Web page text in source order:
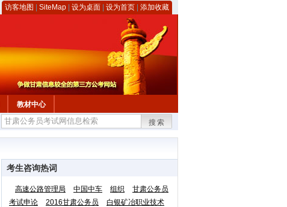
访客地图 SiteMap 设为桌面 设为首页 添加收藏
教材中心
搜索
考生咨询热词
高速公路管理局 中国中车 组织
甘肃公务员
考试申论
2016甘肃公务员
白银矿冶职业技术